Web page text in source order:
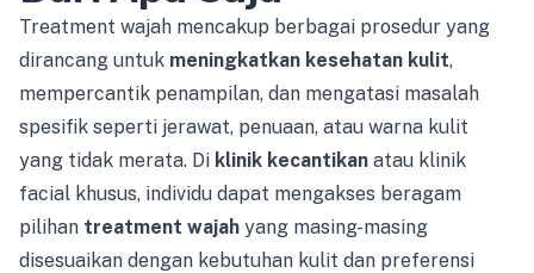
Treatment wajah mencakup berbagai prosedur yang
dirancang untuk meningkatkan kesehatan kulit,
mempercantik penampilan, dan mengatasi masalah
spesifik seperti jerawat, penuaan, atau warna kulit
yang tidak merata. Di klinik kecantikan atau klinik
facial khusus, individu dapat mengakses beragam
pilihan treatment wajah yang masing-masing
disesuaikan dengan kebutuhan kulit dan preferensi